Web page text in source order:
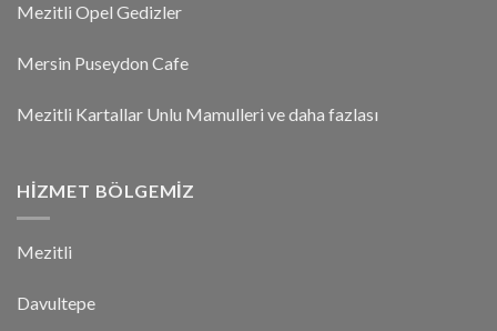
Mezitli Opel Gedizler
Mersin Puseydon Cafe
Mezitli Kartallar Unlu Mamulleri ve daha fazlası
HIZMET BÖLGEMIZ
Mezitli
Davultepe